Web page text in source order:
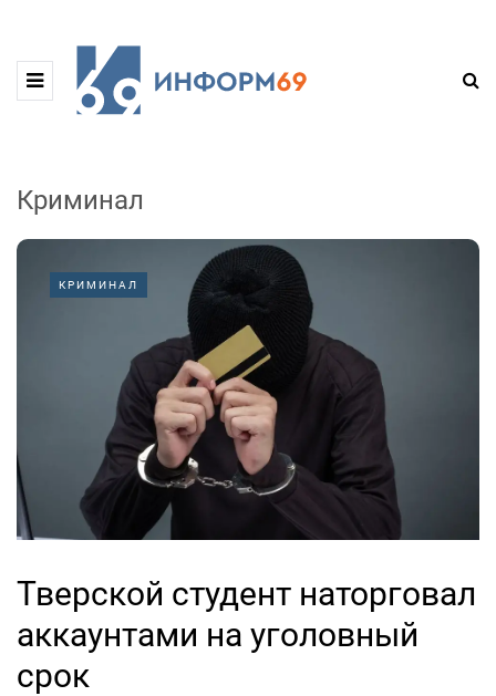
Криминал
КРИМИНАЛ
Тверской студент наторговал
аккаунтами на уголовный
срок